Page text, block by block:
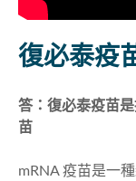
復必泰疫
答：復必泰疫苗
苗
mRNA 疫苗是一